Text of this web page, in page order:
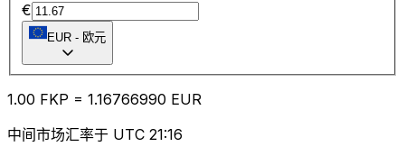
€
EUR - 欧元
1.00 FKP = 1.16766990 EUR
中间市场汇率于 UTC 21:16